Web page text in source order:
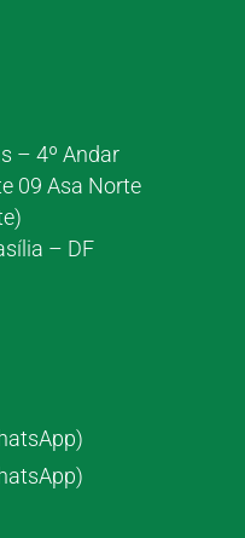
– 4º Andar
09 Asa Norte
– DF